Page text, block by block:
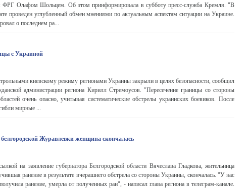
Олафом Шольцем. Об этом принформировала в субботу пресс-служба Кремля. "В
проведен углубленный обмен мнениями по актуальным аспектам ситуации на Украине.
о последнем ра...
с Украиной
киевскому режиму регионами Украины закрыли в целях безопасности, сообщил
администрации региона Кирилл Стремоусов. "Пересечение границы со стороны
очень опасно, учитывая систематические обстрелы украинских боевиков. После
мирные ...
Журавлевки женщина скончалась
на заявление губернатора Белгородской области Вячеслава Гладкова, жительница
ранение в результате вчерашнего обстрела со стороны Украины, скончалась. "У нас
ранение, умерла от полученных ран", - написал глава региона в телеграм-канале.